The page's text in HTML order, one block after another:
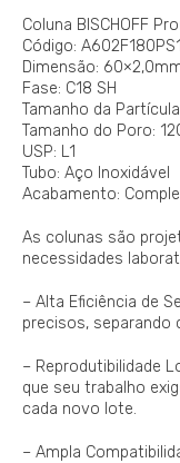
Coluna BISCHOFF
Código:
Dimensão:
Fase: C18 SH
Tamanho da
Tamanho do Poro:
USP: L1
Tubo: Aço Inoxidável
Acabamento:
As colunas são
necessidades
– Alta Eficiência de
precisos, separando
– Reprodutibilidade
que seu trabalho
cada novo lote.
– Ampla